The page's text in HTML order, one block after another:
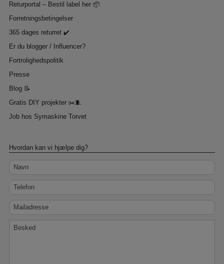
Returportal – Bestil label her 📦
Forretningsbetingelser
365 dages returret ✔️
Er du blogger / Influencer?
Fortrolighedspolitik
Presse
Blog 📝
Gratis DIY projekter ✂️🧵
Job hos Symaskine Torvet
Hvordan kan vi hjælpe dig?
Navn
Telefon
Mailadresse
Besked